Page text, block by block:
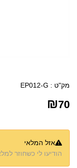
מק"ט : EP012-G
₪70
אזל המלאי
הודיעו לי כשחוזר